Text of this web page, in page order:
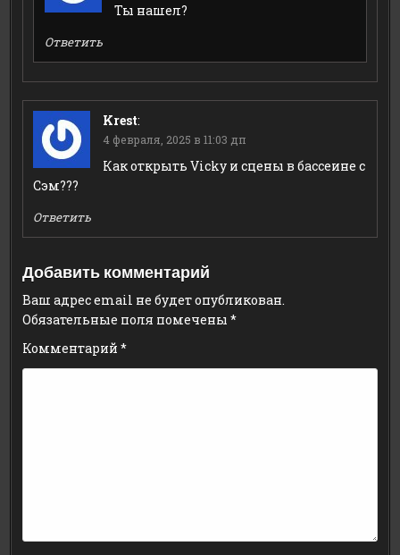
Ты нашел?
Ответить
Krest:
4 февраля, 2025 в 11:03 дп
Как открыть Vicky и сцены в бассеине с
Сэм???
Ответить
Добавить комментарий
Ваш адрес email не будет опубликован.
Обязательные поля помечены*
Комментарий*